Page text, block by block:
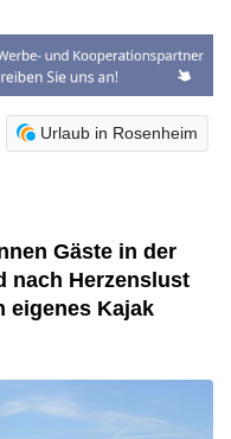
Urlaub in Rosenheim
Gäste in der
nach Herzenslust
eigenes Kajak